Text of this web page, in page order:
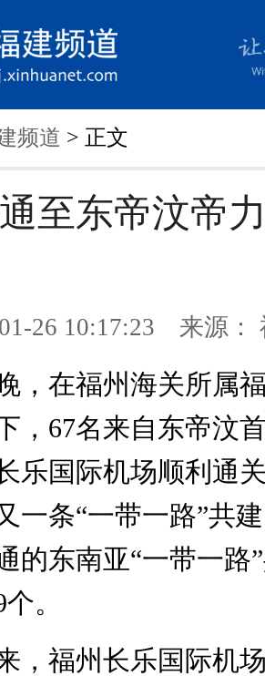
频道 > 正文
至东帝汶帝
26 10:17:23 来源：
在福州海关所属福
，67名来自东帝汶
乐国际机场顺利通
一条“一带一路”共
的东南亚“一带一路
。
福州长乐国际机